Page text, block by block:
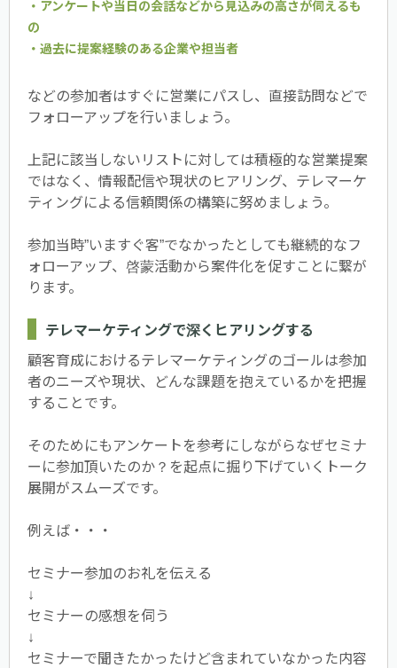
・アンケートや当日の会話などから見込みの高さが伺えるも
の
・過去に提案経験のある企業や担当者
などの参加者はすぐに営業にパスし、直接訪問などで
フォローアップを行いましょう。
上記に該当しないリストに対しては積極的な営業提案
ではなく、情報配信や現状のヒアリング、テレマーケ
ティングによる信頼関係の構築に努めましょう。
参加当時”いますぐ客”でなかったとしても継続的なフ
ォローアップ、啓蒙活動から案件化を促すことに繋が
ります。
テレマーケティングで深くヒアリングする
顧客育成におけるテレマーケティングのゴールは参加
者のニーズや現状、どんな課題を抱えているかを把握
することです。
そのためにもアンケートを参考にしながらなぜセミナ
ーに参加頂いたのか？を起点に掘り下げていくトーク
展開がスムーズです。
例えば・・・
セミナー参加のお礼を伝える
↓
セミナーの感想を伺う
↓
セミナーで聞きたかったけど含まれていなかった内容